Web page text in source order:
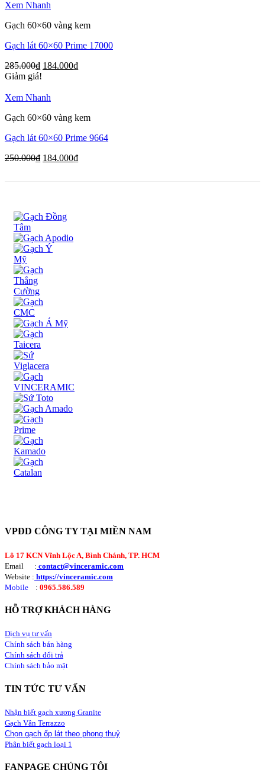
Xem Nhanh
Gạch 60×60 vàng kem
Gạch lát 60×60 Prime 17000
285.000₫ 184.000₫
Giảm giá!
Xem Nhanh
Gạch 60×60 vàng kem
Gạch lát 60×60 Prime 9664
250.000₫ 184.000₫
VPĐD CÔNG TY TẠI MIỀN NAM
Lô 17 KCN Vĩnh Lộc A, Bình Chánh, TP. HCM
Email : contact@vinceramic.com
Website : https://vinceramic.com
Mobile : 0965.586.589
HỖ TRỢ KHÁCH HÀNG
Dịch vụ tư vấn
Chính sách bán hàng
Chính sách đổi trả
Chính sách bảo mật
TIN TỨC TƯ VẤN
Nhận biết gạch xương Granite
Gạch Vân Terrazzo
Chọn gạch ốp lát theo phong thuỷ
Phân biết gạch loại 1
FANPAGE CHÚNG TÔI